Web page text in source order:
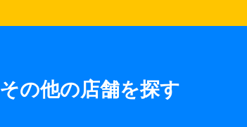
その他の店舗を探す